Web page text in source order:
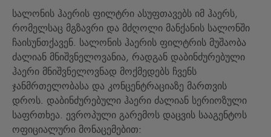
სალონის ჰაერის ფილტრი ასუფთავებს იმ ჰაერს,
რომელსაც მგზავრი და მძღოლი მანქანის სალონში
ჩაისუნთქავენ. სალონის ჰაერის ფილტრის მუშაობა
ძალიან მნიშვნელოვანია, რადგან დაბინძურებული
ჰაერი მნიშვნელოვნად მოქმედებს ჩვენს
ჯანმრთელობასა და კონცენტრაციაზე მართვის
დროს. დაბინძურებული ჰაერი ძალიან სერიოზული
საფრთხეა. ევროპული გარემოს დაცვის სააგენტოს
ოფიციალური მონაცემებით: